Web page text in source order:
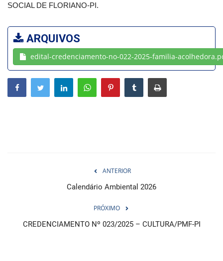
Notícias
Vídeos
Webmail
Contato
SOCIAL DE FLORIANO-PI.
ARQUIVOS
edital-credenciamento-no-022-2025-familia-
ANTERIOR
Calendário Ambiental 2026
PRÓXIMO
CREDENCIAMENTO Nº 023/2025 – CULTURA/PMF-PI